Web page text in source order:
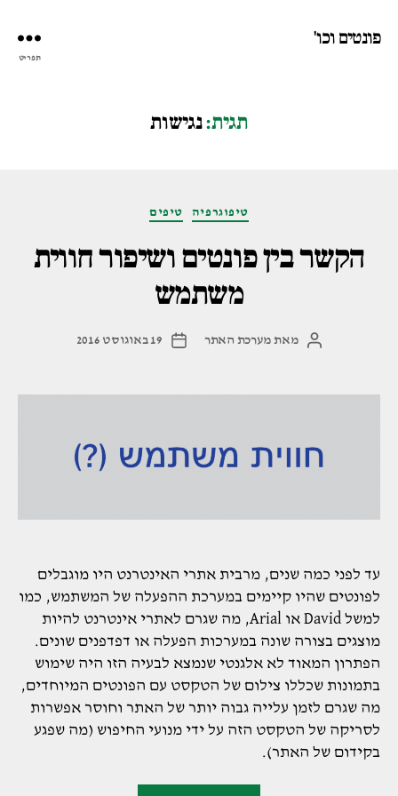
פונטים וכו'
תפריט
תגית:נגישות
קטגוריותטיפוגרפיה טיפים
הקשר בין פונטים ושיפור חווית
משתמש
המחבר
מאת מערכת האתר
תאריך
19 באוגוסט 2016
עד לפני כמה שנים, מרבית אתרי האינטרנט היו מוגבלים
לפונטים שהיו קיימים במערכת ההפעלה של המשתמש, כמו
למשל David או Arial, מה שגרם לאתרי אינטרנט להיות
מוצגים בצורה שונה במערכות הפעלה או דפדפנים שונים.
הפתרון המאוד לא אלגנטי שנמצא לבעיה הזו היה שימוש
בתמונות שכללו צילום של הטקסט עם הפונטים המיוחדים,
מה שגרם לזמן עלייה גבוה יותר של האתר וחוסר אפשרות
לסריקה של הטקסט הזה על ידי מנועי החיפוש (מה שפגע
בקידום של האתר).